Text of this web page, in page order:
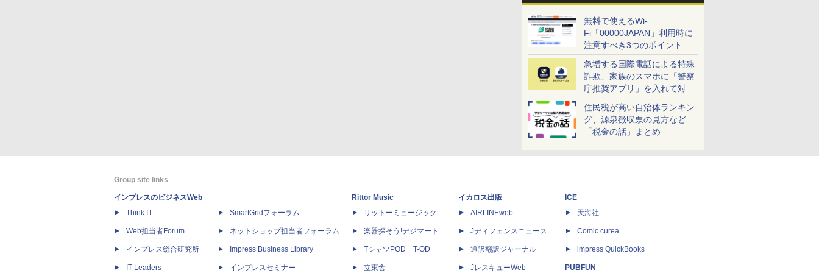
無料で使えるWi-
Fi「00000JAPAN」利用時に
注意すべき3つのポイント
急増する国際電話による特殊
詐欺、家族のスマホに「警察
庁推奨アプリ」を入れて対策
しよう！
住民税が高い自治体ランキン
グ、源泉徴収票の見方など
「税金の話」まとめ
Group site links
インプレスのビジネスWeb
Think IT
Web担当者Forum
インプレス総合研究所
IT Leaders
SmartGridフォーラム
ネットショップ担当者フォーラム
Impress Business Library
インプレスセミナー
Rittor Music
リットーミュージック
楽器探そう!デジマート
TシャツPOD T-OD
立東舎
イカロス出版
AIRLINEweb
Jディフェンスニュース
通訳翻訳ジャーナル
JレスキューWeb
ICE
天海社
Comic curea
impress QuickBooks
PUBFUN